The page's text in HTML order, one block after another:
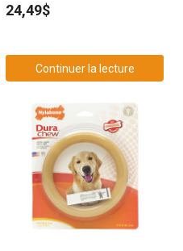
24,49$
Continuer la lecture